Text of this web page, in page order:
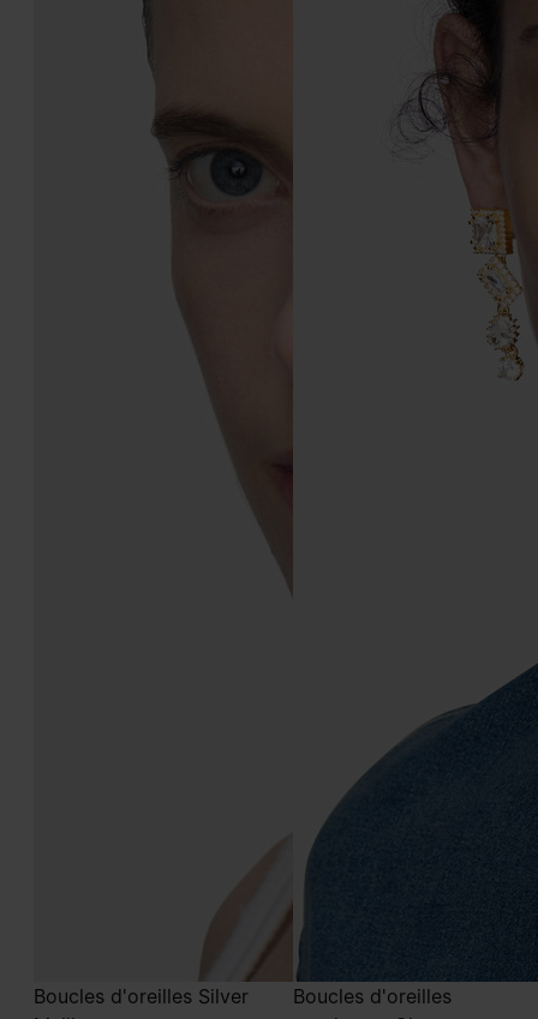
Boucles d'oreilles Silver
Boucles d'oreilles